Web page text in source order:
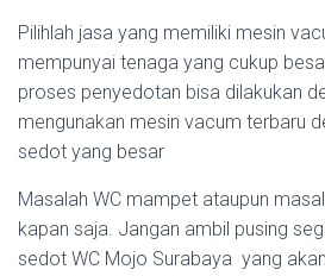
Pilihlah jasa yang memiliki mesin
mempunyai tenaga yang cukup
proses penyedotan bisa dilakukan
mengunakan mesin vacum terbaru
sedot yang besar
Masalah WC mampet ataupun
kapan saja. Jangan ambil pusing
sedot WC Mojo Surabaya yang